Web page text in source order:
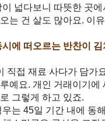
넓다보니 따뜻한 곳
는 건 살도 많아요. 이
에 떠오르는 반찬이
직접 재료 사다가 담가
예요. 개인 거래이기
그렇게 하고 있죠.
는 45일 기간 내에 동